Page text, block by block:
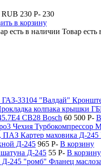
RUB 230 P- 230
в корзину
Товар есть
колпака крышки
СB28 Bosch 60 500 P-
Турбокомпрессор
Картер маховика Д-
Д-245 965 P- В корзину
Д-245 55 P- В корзину
Фланец